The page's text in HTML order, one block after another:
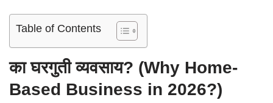
Table of Contents
का घरगुती व्यवसाय? (Why Home-
Based Business in 2026?)